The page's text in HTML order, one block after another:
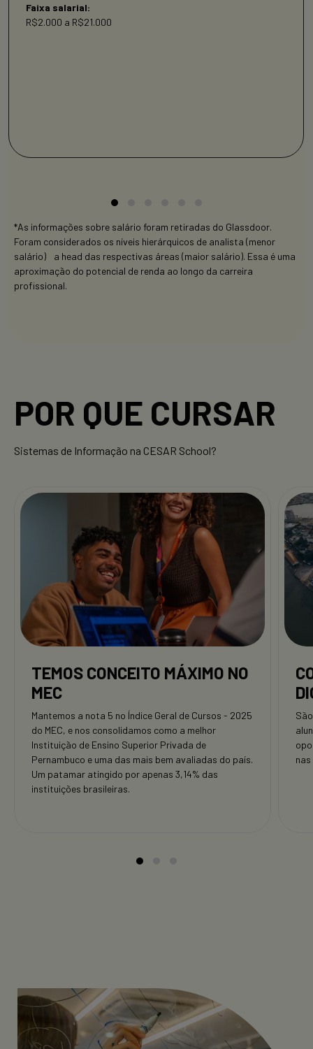
Faixa salarial:
R$2.000 a R$21.000
*As informações sobre salário foram retiradas do Glassdoor.
Foram considerados os níveis hierárquicos de analista (menor
salário) a head das respectivas áreas (maior salário). Essa é uma
aproximação do potencial de renda ao longo da carreira
profissional.
POR QUE CURSAR
Sistemas de Informação na CESAR School?
TEMOS CONCEITO MÁXIMO NO
MEC
Mantemos a nota 5 no Índice Geral de Cursos - 2025
do MEC, e nos consolidamos como a melhor
Instituição de Ensino Superior Privada de
Pernambuco e uma das mais bem avaliadas do país.
Um patamar atingido por apenas 3,14% das
instituições brasileiras.